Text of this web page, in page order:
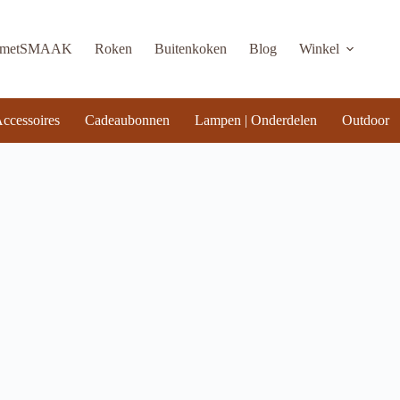
Roken Buitenkoken Blog Winkel
Cadeaubonnen Lampen | Onderdelen Outdoor